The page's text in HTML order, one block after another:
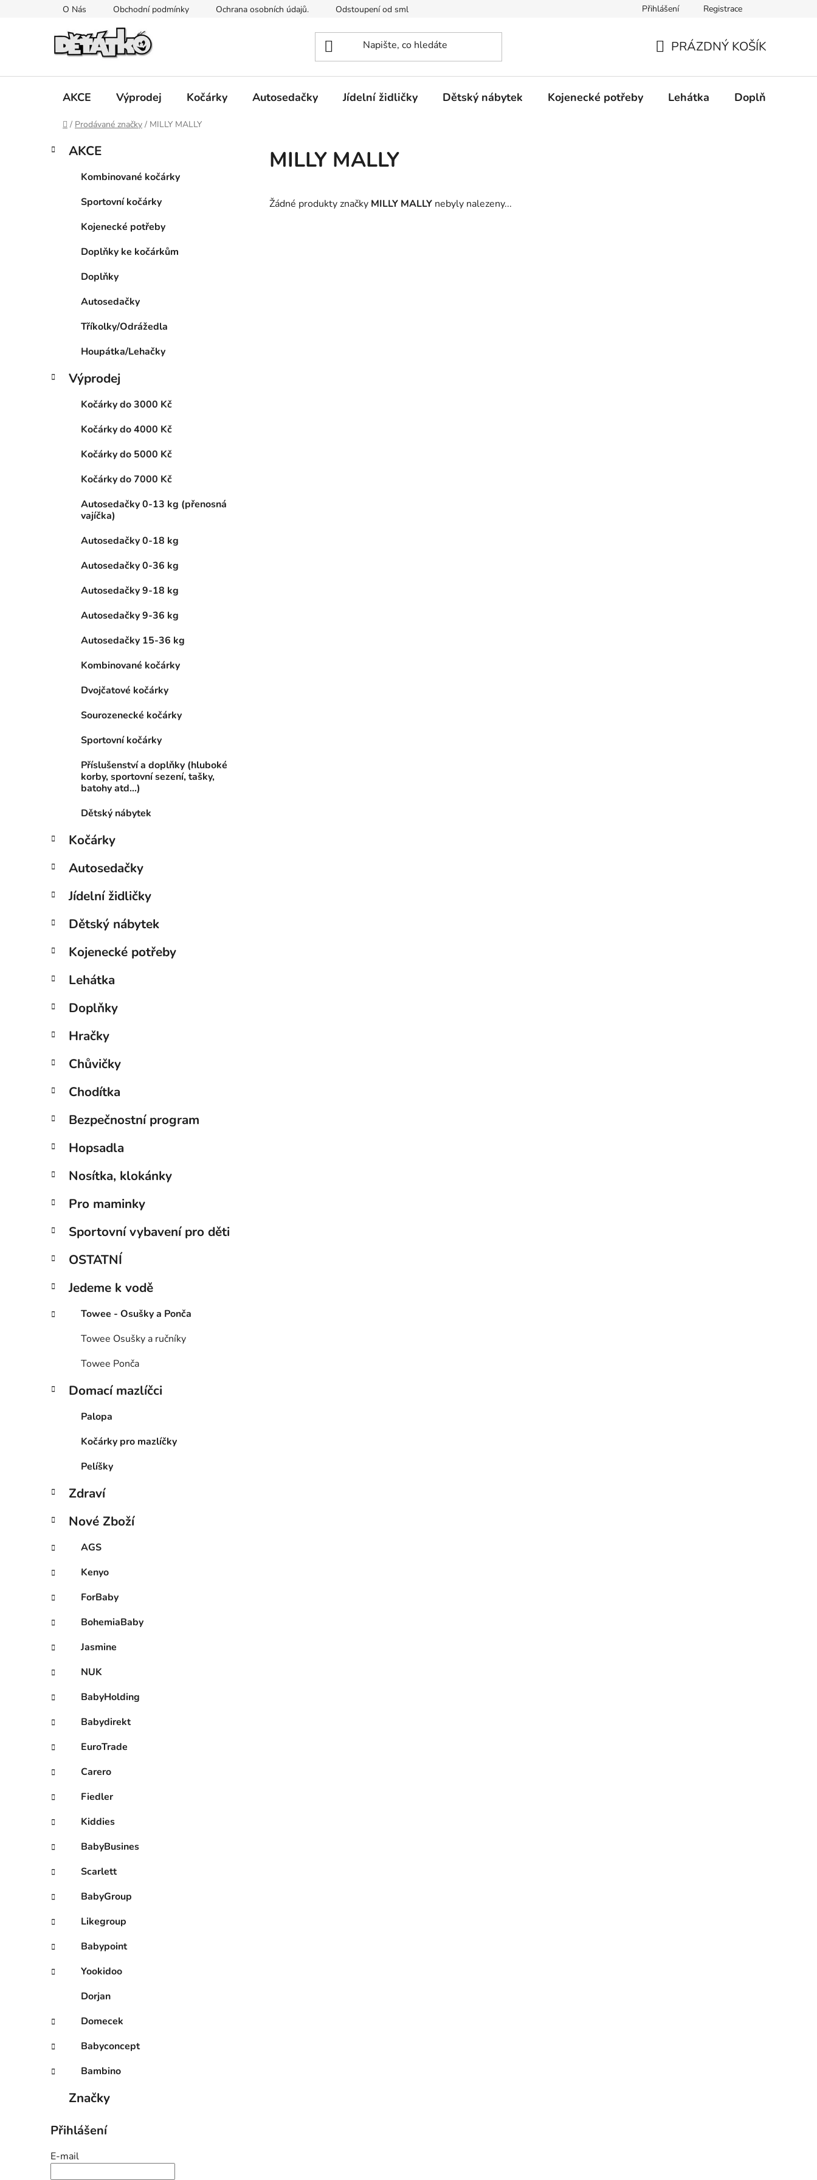
O Nás Obchodní podmínky Ochrana osobních údajů. Odstoupení od smlouvy Mimosoudní řešení spotřebitelských sporů. Prohlášení o použití cookies
Přihlášení Registrace
KOŠÍK
PRÁZDNÝ KOŠÍK
AKCE Výprodej Kočárky Autosedačky Jídelní židličky Dětský nábytek Kojenecké potřeby Lehátka Doplňky
Domů
/ Prodávané značky / MILLY MALLY
PPřeskočit
kategorie
K
a
AKCE
Kombinované kočárky
Sportovní kočárky
Kojenecké potřeby
Doplňky ke kočárkům
Doplňky
Autosedačky
Tříkolky/Odrážedla
Houpátka/Lehačky
Výprodej
Kočárky do 3000 Kč
Kočárky do 4000 Kč
Kočárky do 5000 Kč
Kočárky do 7000 Kč
Autosedačky 0-13 kg (přenosná
vajíčka)
Autosedačky 0-18 kg
Autosedačky 0-36 kg
Autosedačky 9-18 kg
Autosedačky 9-36 kg
Autosedačky 15-36 kg
Kombinované kočárky
Dvojčatové kočárky
Sourozenecké kočárky
Sportovní kočárky
Příslušenství a doplňky (hluboké
korby, sportovní sezení, tašky,
batohy atd...)
Dětský nábytek
Kočárky
Autosedačky
Jídelní židličky
Dětský nábytek
Kojenecké potřeby
Lehátka
Doplňky
Hračky
Chůvičky
Chodítka
Bezpečnostní program
Hopsadla
Nosítka, klokánky
Pro maminky
Sportovní vybavení pro děti
OSTATNÍ
Jedeme k vodě
Towee - Osušky a Ponča
Towee Osušky a ručníky
Towee Ponča
Domací mazlíčci
Palopa
Kočárky pro mazlíčky
Pelíšky
Zdraví
Nové Zboží
AGS
Kenyo
ForBaby
BohemiaBaby
Jasmine
NUK
BabyHolding
Babydirekt
EuroTrade
Carero
Fiedler
Kiddies
BabyBusines
Scarlett
BabyGroup
Likegroup
Babypoint
Yookidoo
Dorjan
Domecek
Babyconcept
Bambino
Značky
Přihlášení
E-mail
MILLY MALLY
Žádné produkty značky MILLY MALLY nebyly nalezeny...